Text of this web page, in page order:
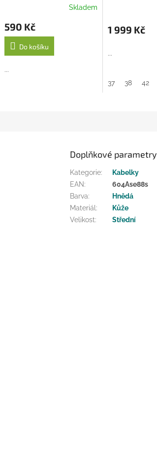
Skladem
590 Kč
Do košíku
...
1 999 Kč
...
37 38 42
Doplňkové parametry
Kategorie:
Kabelky
EAN:
604Ase88s
Barva:
Hnědá
Materiál :
Kůže
Velikost: Střední